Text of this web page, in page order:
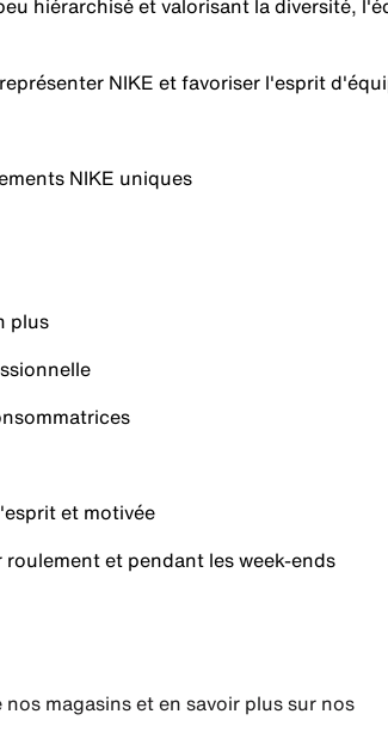
hiérarchisé et valorisant la diversité,
NIKE et favoriser l'esprit
NIKE uniques
plus
et motivée
et pendant les week-ends
magasins et en savoir plus sur nos